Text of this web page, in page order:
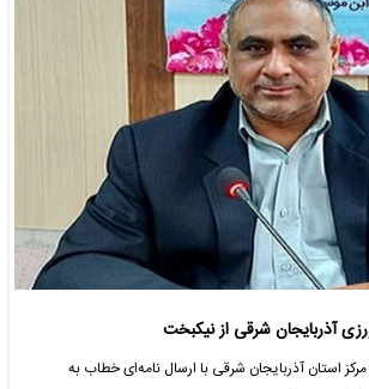
آذربایجان شرقی از نیکبخت
استان آذربایجان شرقی با ارسال نامه‌ای خطاب به